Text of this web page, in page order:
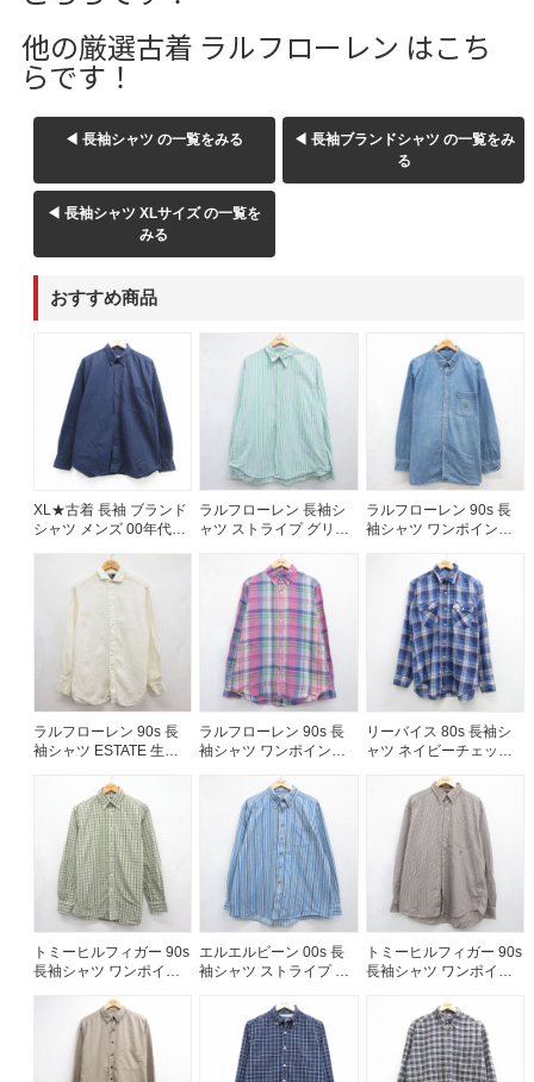
他の厳選古着 ラルフローレン はこち
らです！
◀ 長袖シャツ の一覧をみる
◀ 長袖ブランドシャツ の一覧をみ
る
◀ 長袖シャツ XLサイズ の一覧を
みる
おすすめ商品
XL★古着 長袖 ブランド
シャツ メンズ 00年代
トン ボタンダウン ネイ
ビー 26aug06
ラルフローレン 長袖シ
ャツ ストライプ グリー
ラルフローレン 90s 長
袖シャツ ワンポイント
相当 | 古着
ラルフローレン 90s 長
袖シャツ ESTATE 生成
ラルフローレン 90s 長
袖シャツ ワンポイント
リーバイス 80s 長袖シ
ャツ ネイビーチェック
トミーヒルフィガー 90s
長袖シャツ ワンポイン
メンズM相当 | 古着
エルエルビーン 00s 長
袖シャツ ストライプ ブ
トミーヒルフィガー 90s
長袖シャツ ワンポイン
ク メンズXL相当 | 古着